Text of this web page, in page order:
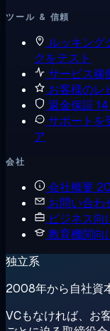
ツール & 信頼
ルッキング
クをテスト
サービス稼
お客様のレ
返金保証
サポートを
ア
会社
会社概要
お問い合わ
ビジネス向
教育機関向
独立系
2008年から自社資
VCもなければ、お